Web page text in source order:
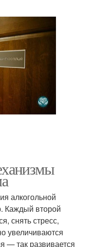
алкогольной
Каждый второй
снять стресс,
увеличиваются
— так развивается